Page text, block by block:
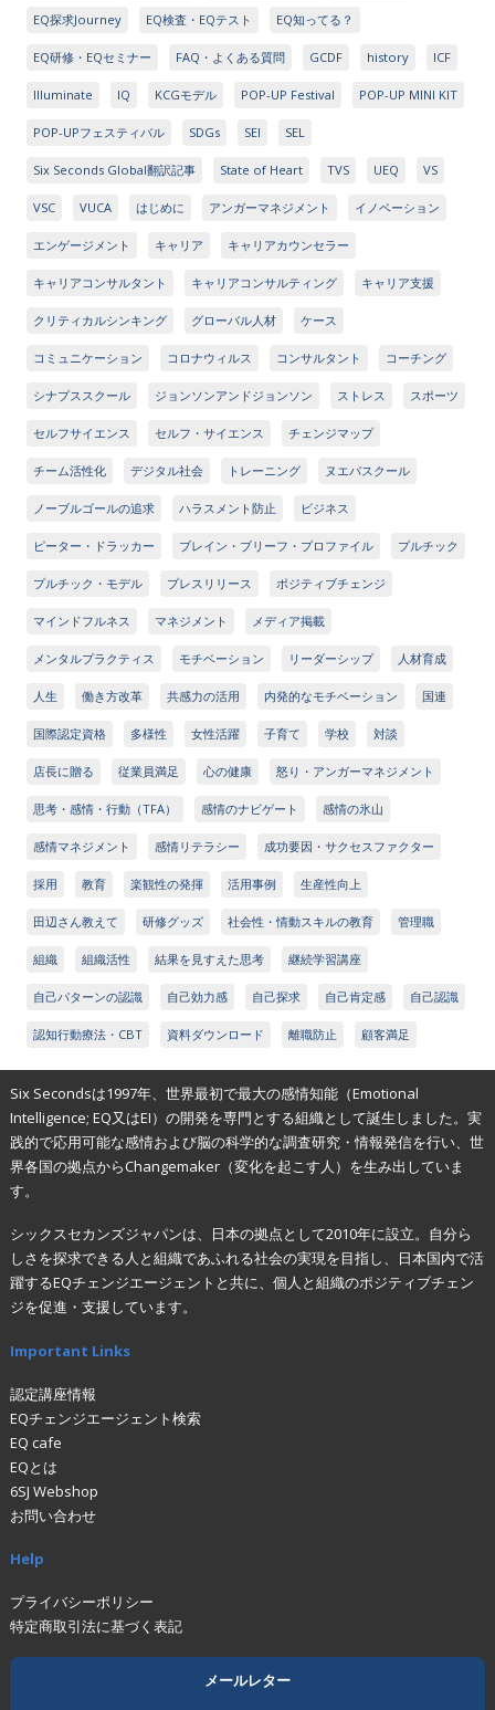
EQ探求Journey EQ検査・EQテスト EQ知ってる？
EQ研修・EQセミナー FAQ・よくある質問 GCDF history ICF
Illuminate IQ KCGモデル POP-UP Festival POP-UP MINI KIT
POP-UPフェスティバル SDGs SEI SEL
Six Seconds Global翻訳記事 State of Heart TVS UEQ VS
VSC VUCA はじめに アンガーマネジメント イノベーション
エンゲージメント キャリア キャリアカウンセラー
キャリアコンサルタント キャリアコンサルティング キャリア支援
クリティカルシンキング グローバル人材 ケース
コミュニケーション コロナウィルス コンサルタント コーチング
シナプススクール ジョンソンアンドジョンソン ストレス スポーツ
セルフサイエンス セルフ・サイエンス チェンジマップ
チーム活性化 デジタル社会 トレーニング ヌエバスクール
ノーブルゴールの追求 ハラスメント防止 ビジネス
ピーター・ドラッカー ブレイン・ブリーフ・プロファイル プルチック
プルチック・モデル プレスリリース ポジティブチェンジ
マインドフルネス マネジメント メディア掲載
メンタルプラクティス モチベーション リーダーシップ 人材育成
人生 働き方改革 共感力の活用 内発的なモチベーション 国連
国際認定資格 多様性 女性活躍 子育て 学校 対談
店長に贈る 従業員満足 心の健康 怒り・アンガーマネジメント
思考・感情・行動（TFA） 感情のナビゲート 感情の氷山
感情マネジメント 感情リテラシー 成功要因・サクセスファクター
採用 教育 楽観性の発揮 活用事例 生産性向上
田辺さん教えて 研修グッズ 社会性・情動スキルの教育 管理職
組織 組織活性 結果を見すえた思考 継続学習講座
自己パターンの認識 自己効力感 自己探求 自己肯定感 自己認識
認知行動療法・CBT 資料ダウンロード 離職防止 顧客満足
Six Secondsは1997年、世界最初で最大の感情知能（Emotional
Intelligence; EQ又はEI）の開発を専門とする組織として誕生しました。実
践的で応用可能な感情および脳の科学的な調査研究・情報発信を行い、世
界各国の拠点からChangemaker（変化を起こす人）を生み出していま
す。
シックスセカンズジャパンは、日本の拠点として2010年に設立。自分ら
しさを探求できる人と組織であふれる社会の実現を目指し、日本国内で活
躍するEQチェンジエージェントと共に、個人と組織のポジティブチェン
ジを促進・支援しています。
Important Links
認定講座情報
EQチェンジエージェント検索
EQ cafe
EQとは
6SJ Webshop
お問い合わせ
Help
プライバシーポリシー
特定商取引法に基づく表記
メールレター